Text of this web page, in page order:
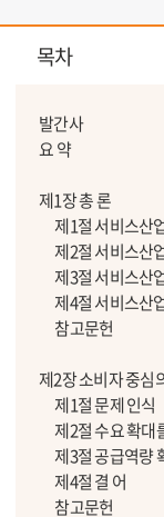
목차
발간사
요 약
제1장 총 론
제1절 서비스산
제2절 서비스산
제3절 서비스산
제4절 서비스산
참고문헌
제2장 소비자 중심
제1절 문제 인식
제2절 수요 확대
제3절 공급역량
제4절 결 어
참고문헌